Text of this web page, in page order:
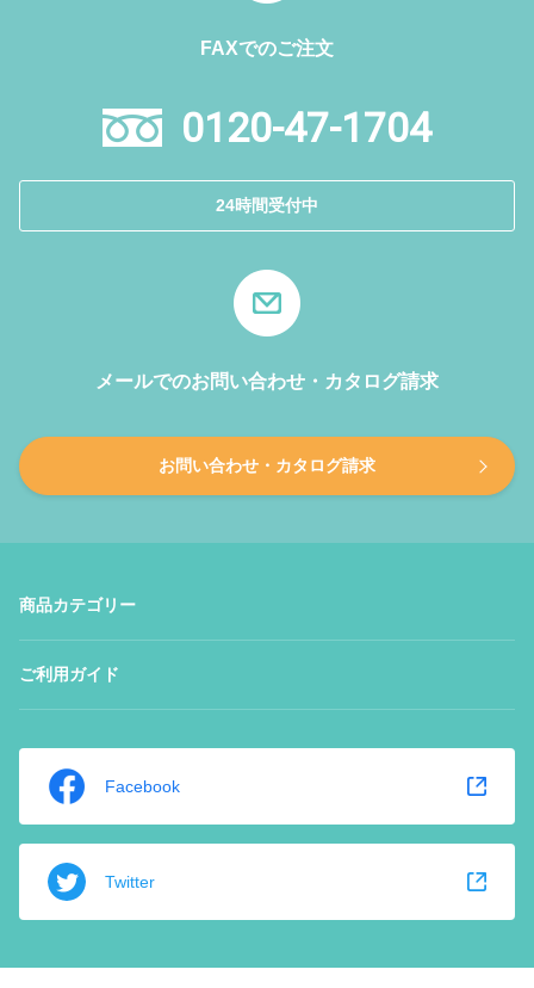
FAXでのご注文
0120-47-1704
24時間受付中
メールでのお問い合わせ・カタログ請求
お問い合わせ・カタログ請求
商品カテゴリー
ご利用ガイド
Facebook
Twitter